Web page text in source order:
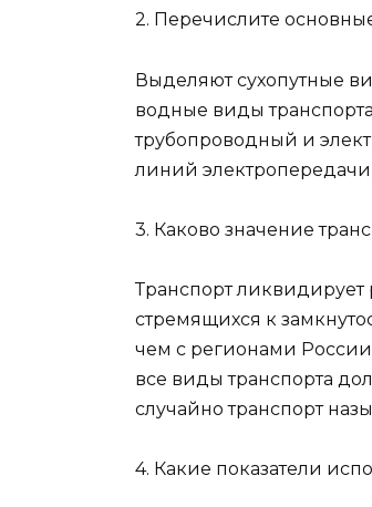
2. Перечислите
Выделяют сухопутные
водные виды
трубопроводный и
линий
3. Каково значение
Транспорт ликвидирует
стремящихся к
чем с регионами
все виды транспорта
случайно транспорт
4. Какие показатели